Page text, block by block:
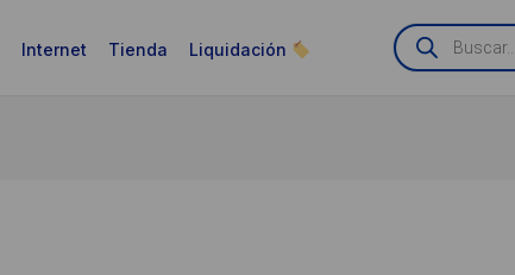
Internet Tienda Liquidación
Búsqueda
de
productos